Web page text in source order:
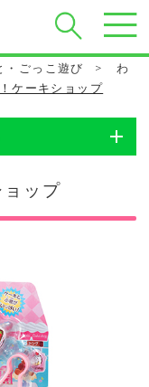
・ごっこ遊び >
わ
ケーキショップ
ップ